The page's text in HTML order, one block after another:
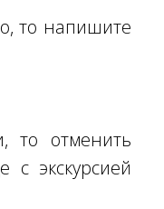
то напишите
то отменить
экскурсией